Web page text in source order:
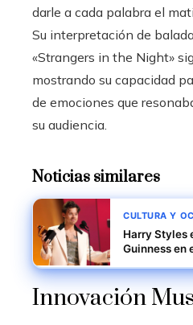
darle a cada palabra el
Su interpretación de
«Strangers in the Night»
mostrando su capacidad
de emociones que
su audiencia.
Noticias similares
CULTURA Y
Harry Styles
Guinness en
Innovación